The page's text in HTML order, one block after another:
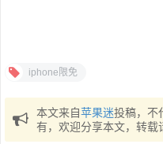
iphone限免
本文来自苹果迷投稿，不
有，欢迎分享本文，转载